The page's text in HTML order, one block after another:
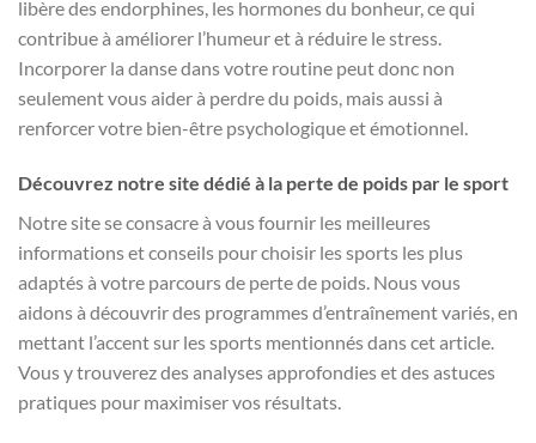
libère des endorphines, les hormones du bonheur, ce qui
contribue à améliorer l’humeur et à réduire le stress.
Incorporer la danse dans votre routine peut donc non
seulement vous aider à perdre du poids, mais aussi à
renforcer votre bien-être psychologique et émotionnel.
Découvrez notre site dédié à la perte de poids par le sport
Notre site se consacre à vous fournir les meilleures
informations et conseils pour choisir les sports les plus
adaptés à votre parcours de perte de poids. Nous vous
aidons à découvrir des programmes d’entraînement variés, en
mettant l’accent sur les sports mentionnés dans cet article.
Vous y trouverez des analyses approfondies et des astuces
pratiques pour maximiser vos résultats.